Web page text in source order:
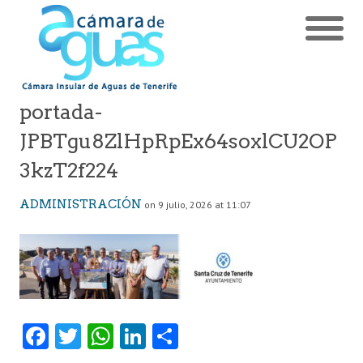
portada-
JPBTgu8ZlHpRpEx64soxlCU2OP
3kzT2f224
ADMINISTRACIÓN on 9 julio, 2026 at 11:07
Fa T W Li